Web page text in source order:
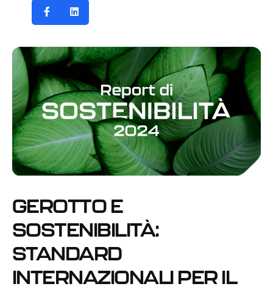
GEROTTO E
SOSTENIBILITÀ:
STANDARD
INTERNAZIONALI PER IL